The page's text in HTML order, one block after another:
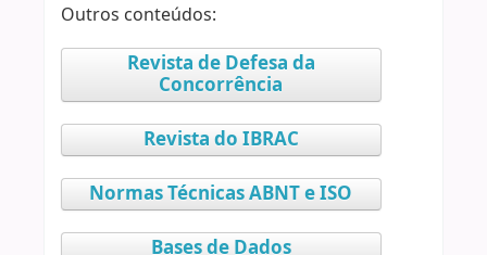
Outros conteúdos:
Revista de Defesa da
Concorrência
Revista do IBRAC
Normas Técnicas ABNT e ISO
Bases de Dados